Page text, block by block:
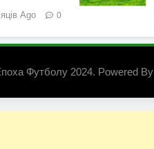
Ago 0
Футболу 2024. Powered By